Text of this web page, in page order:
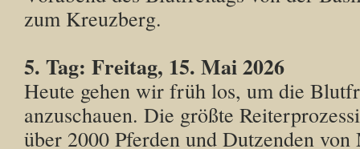
zum Kreuzberg.
5. Tag: Freitag, 15. Mai 2026
Heute gehen wir früh los, um die
anzuschauen. Die größte
über 2000 Pferden und Dutzenden